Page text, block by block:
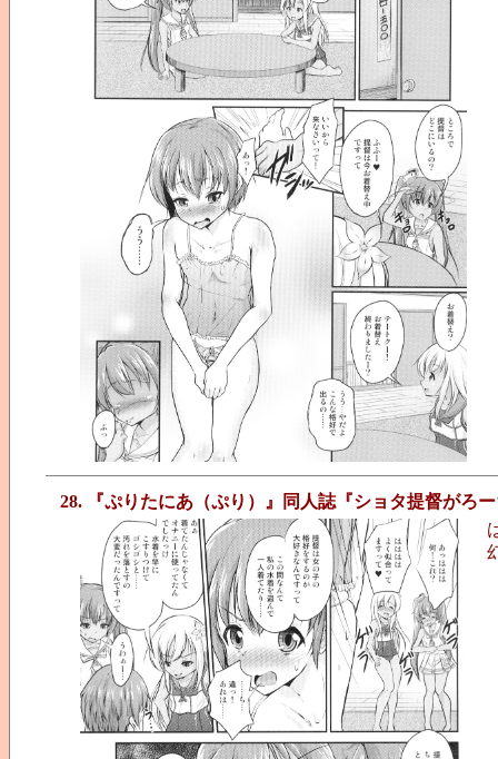
28. 『ぷりたにあ（ぷり）』同人誌『ショタ提督がろ